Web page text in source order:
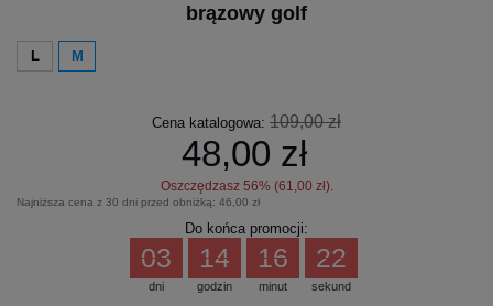
brązowy golf
L M
Cena katalogowa: 109,00 zł
48,00 zł
Oszczędzasz 56% (61,00 zł).
Najniższa cena z 30 dni przed obniżką: 46,00 zł
Do końca promocji:
dni
03
godzin
14
minut
16
sekund
22